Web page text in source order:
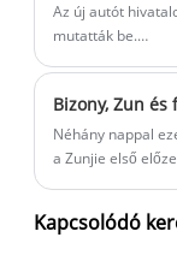
Az új autót
mutatták be.
Néhány nappal
a Zunjie első
nagyra értékelték,
Kapcsolódó